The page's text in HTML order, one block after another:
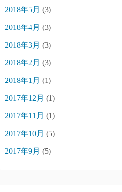
2018年5月 (3)
2018年4月 (3)
2018年3月 (3)
2018年2月 (3)
2018年1月 (1)
2017年12月 (1)
2017年11月 (1)
2017年10月 (5)
2017年9月 (5)